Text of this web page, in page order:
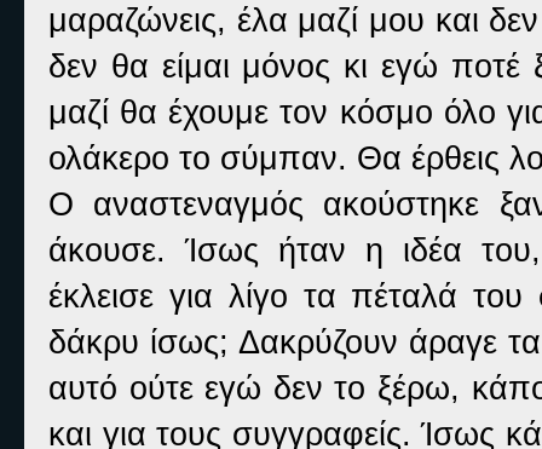
μαραζώνεις, έλα μαζί μου και
δεν θα είμαι μόνος κι εγώ
μαζί θα έχουμε τον κόσμο όλο
ολάκερο το σύμπαν. Θα έρθεις
Ο αναστεναγμός ακούστηκε
άκουσε. Ίσως ήταν η ιδέα
έκλεισε για λίγο τα πέταλά
δάκρυ ίσως; Δακρύζουν άραγε
αυτό ούτε εγώ δεν το ξέρω,
και για τους συγγραφείς. Ίσως